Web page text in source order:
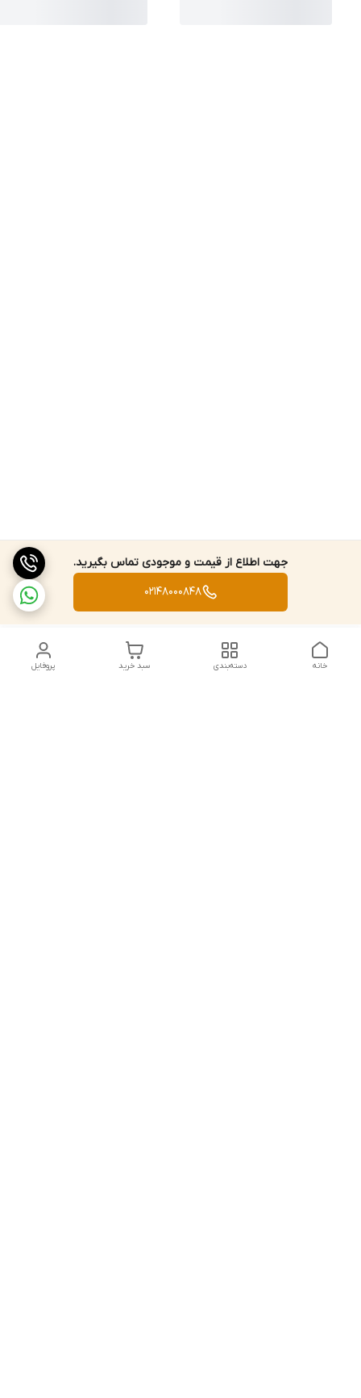
جهت اطلاع از قیمت و موجودی تماس بگیرید.
02148000848
پروفایل سبد خرید دسته‌بندی خانه